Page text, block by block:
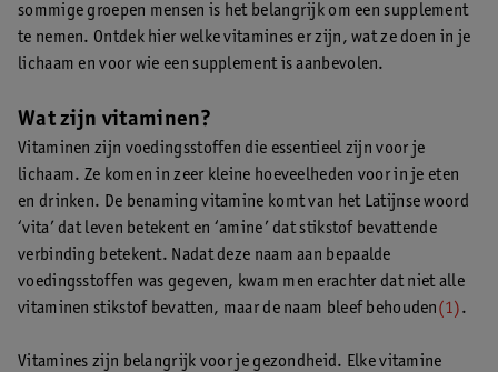
sommige groepen mensen is het belangrijk om een supplement
te nemen. Ontdek hier welke vitamines er zijn, wat ze doen in je
lichaam en voor wie een supplement is aanbevolen.
Wat zijn vitaminen?
Vitaminen zijn voedingsstoffen die essentieel zijn voor je
lichaam. Ze komen in zeer kleine hoeveelheden voor in je eten
en drinken. De benaming vitamine komt van het Latijnse woord
‘vita’ dat leven betekent en ‘amine’ dat stikstof bevattende
verbinding betekent. Nadat deze naam aan bepaalde
voedingsstoffen was gegeven, kwam men erachter dat niet alle
vitaminen stikstof bevatten, maar de naam bleef behouden(1).
Vitamines zijn belangrijk voor je gezondheid. Elke vitamine